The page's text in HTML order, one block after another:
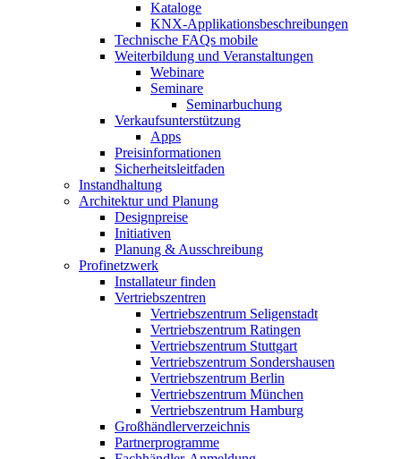
Kataloge
KNX-Applikationsbeschreibungen
Technische FAQs mobile
Weiterbildung und Veranstaltungen
Webinare
Seminare
Seminarbuchung
Verkaufsunterstützung
Apps
Preisinformationen
Sicherheitsleitfaden
Instandhaltung
Architektur und Planung
Designpreise
Initiativen
Planung & Ausschreibung
Profinetzwerk
Installateur finden
Vertriebszentren
Vertriebszentrum Seligenstadt
Vertriebszentrum Ratingen
Vertriebszentrum Stuttgart
Vertriebszentrum Sondershausen
Vertriebszentrum Berlin
Vertriebszentrum München
Vertriebszentrum Hamburg
Großhändlerverzeichnis
Partnerprogramme